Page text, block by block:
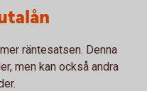
räntesatsen. Denna
men kan också andra